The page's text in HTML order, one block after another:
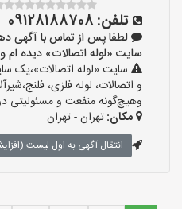
تلفن: 09128188708
لطفا پس از تماس با آگهی
سایت «لوله اتصالات» دیده ام و کد «آگهی-
سایت «لوله اتصالات»،یک
و اتصالات، لوله فلزی،
وهیچ‌گونه منفعت و مسئولیتی
مکان:تهران - تهران
انتقال آگهی به اول لیست